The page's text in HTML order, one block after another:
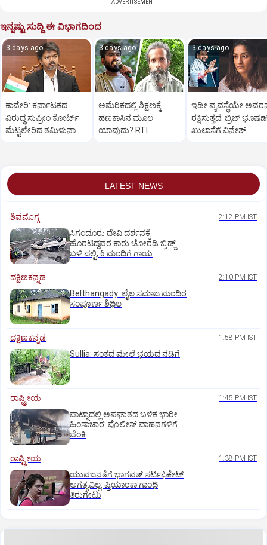
ADVERTISEMENT
ಇನ್ನಷ್ಟು ಸುದ್ದಿ ಈ ವಿಭಾಗದಿಂದ
3 days ago
ಕಾವೇರಿ: ಕರ್ನಾಟಕದ
ವಿರುದ್ಧ ಸುಪ್ರೀಂ ಕೋರ್ಟ್‌
ಮೆಟ್ಟಿಲೇರಿದ ತಮಿಳುನಾಡು
3 days ago
ಅಮೆರಿಕದಲ್ಲಿ ಶಿಕ್ಷಣಕ್ಕೆ
ಹಣಕಾಸಿನ ಮೂಲ
ಯಾವುದು? RTI
3 days ago
ಇಡೀ ವ್ಯವಸ್ಥೆಯೇ
ರಕ್ಷಿಸುತ್ತದೆ: ಬ್ರಿಜ್
ಖುಲಾಸೆಗೆ ವಿನೇಶ್
LATEST NEWS
ಶಿವಮೊಗ್ಗ 2:12 PM IST
ಸಿಗಂದೂರು ದೇವಿ ದರ್ಶನಕ್ಕೆ
ಹೊರಟಿದ್ದವರ ಕಾರು ಚೋರಡಿ ಬ್ರಿಡ್ಜ್
ಬಳಿ ಪಲ್ಟಿ; 6 ಮಂದಿಗೆ ಗಾಯ
ದಕ್ಷಿಣಕನ್ನಡ 2:10 PM IST
Belthangady: ಲೈಲ ಸಮಾಜ ಮಂದಿರ
ಸಂಪೂರ್ಣ ಶಿಥಿಲ
ದಕ್ಷಿಣಕನ್ನಡ 1:58 PM IST
Sullia: ಸಂಕದ ಮೇಲೆ ಭಯದ ನಡಿಗೆ
ರಾಷ್ಟ್ರೀಯ 1:45 PM IST
ಪಾಟ್ನಾದಲ್ಲಿ ಅಪಘಾತದ ಬಳಿಕ ಭಾರೀ
ಹಿಂಸಾಚಾರ: ಪೊಲೀಸ್‌ ವಾಹನಗಳಿಗೆ
ಬೆಂಕಿ
ರಾಷ್ಟ್ರೀಯ 1:38 PM IST
ಯುವಜನತೆಗೆ ಭಾಗವತ್ ಸರ್ಟಿಫಿಕೇಟ್
ಅಗತ್ಯವಿಲ್ಲ: ಪ್ರಿಯಾಂಕಾ ಗಾಂಧಿ
ತಿರುಗೇಟು